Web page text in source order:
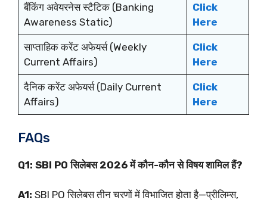
बैंकिंग अवेयरनेस स्टैटिक (Banking
Awareness Static)
Click
Here
साप्ताहिक करेंट अफेयर्स (Weekly
Current Affairs)
Click
Here
दैनिक करेंट अफेयर्स (Daily Current
Affairs)
Click
Here
FAQs
Q1: SBI PO सिलेबस 2026 में कौन-कौन से विषय शामिल हैं?
A1: SBI PO सिलेबस तीन चरणों में विभाजित होता है—प्रीलिम्स,